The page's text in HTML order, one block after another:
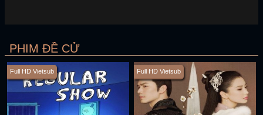
PHIM ĐỀ CỬ
Full HD Vietsub Full HD Vietsub